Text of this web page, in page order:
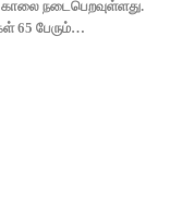
நடைபெறவுள்ளது.
65 பேரும்…